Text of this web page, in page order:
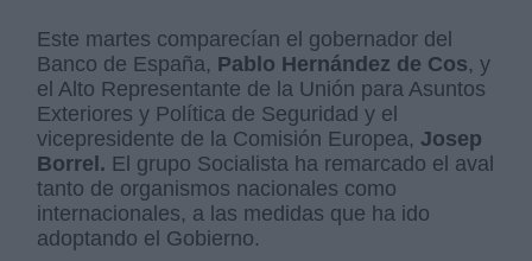
Este martes comparecían el gobernador del
Banco de España, Pablo Hernández de Cos, y
el Alto Representante de la Unión para Asuntos
Exteriores y Política de Seguridad y el
vicepresidente de la Comisión Europea, Josep
Borrel. El grupo Socialista ha remarcado el aval
tanto de organismos nacionales como
internacionales, a las medidas que ha ido
adoptando el Gobierno.